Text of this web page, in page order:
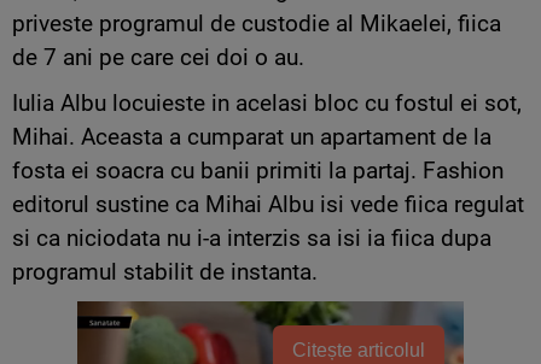
priveste programul de custodie al Mikaelei, fiica
de 7 ani pe care cei doi o au.
Iulia Albu locuieste in acelasi bloc cu fostul ei sot,
Mihai. Aceasta a cumparat un apartament de la
fosta ei soacra cu banii primiti la partaj. Fashion
editorul sustine ca Mihai Albu isi vede fiica regulat
si ca niciodata nu i-a interzis sa isi ia fiica dupa
programul stabilit de instanta.
Citește articolul